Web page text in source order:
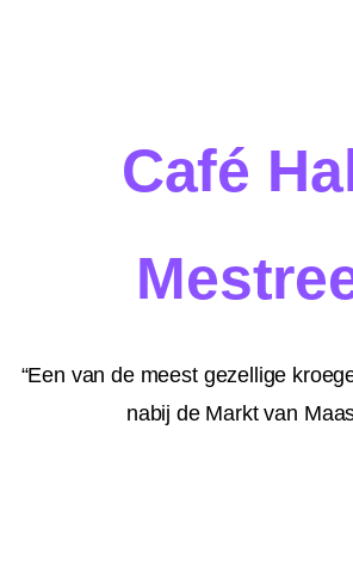
Café
“Een van de meest gezellige
nabij de Markt van